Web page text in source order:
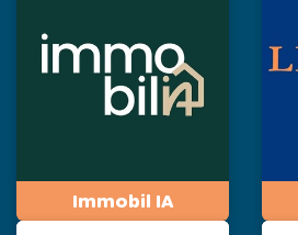
Immobil IA